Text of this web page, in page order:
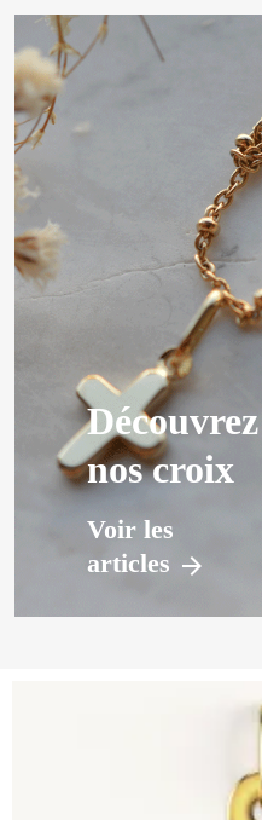
Découvrez
nos croix
Voir les
articles 